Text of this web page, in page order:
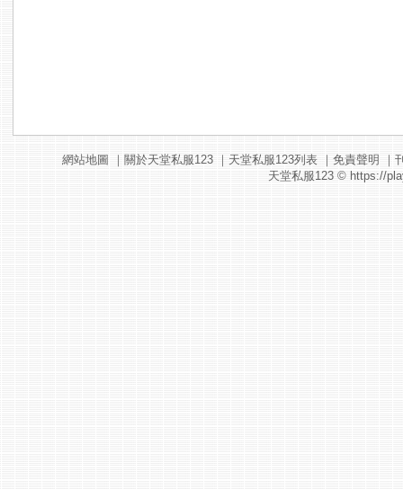
網站地圖 ｜ 關於天堂私服123｜ 天堂私服123列表｜ 免責聲明 ｜
天堂私服123© https://